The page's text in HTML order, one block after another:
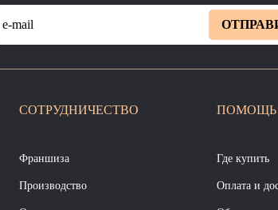
СОТРУДНИЧЕСТВО
Франшиза
Производство
ПОМОЩЬ
Где купить
Оплата и